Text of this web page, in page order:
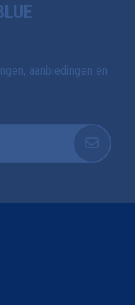
aanbiedingen en